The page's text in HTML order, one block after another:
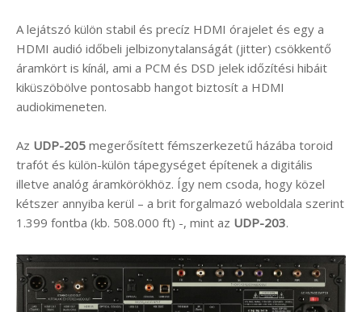
A lejátszó külön stabil és precíz HDMI órajelet és egy a
HDMI audió időbeli jelbizonytalanságát (jitter) csökkentő
áramkört is kínál, ami a PCM és DSD jelek időzítési hibáit
kiküszöbölve pontosabb hangot biztosít a HDMI
audiokimeneten.
Az UDP-205 megerősített fémszerkezetű házába toroid
trafót és külön-külön tápegységet építenek a digitális
illetve analóg áramkörökhöz. Így nem csoda, hogy közel
kétszer annyiba kerül – a brit forgalmazó weboldala szerint
1.399 fontba (kb. 508.000 ft) -, mint az UDP-203.